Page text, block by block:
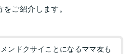
ご紹介します。
ンドクサイことになるママ友も